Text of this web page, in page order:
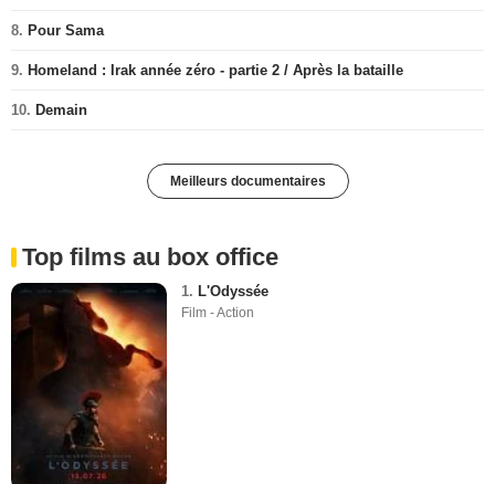
8. Pour Sama
9. Homeland : Irak année zéro - partie 2 / Après la bataille
10. Demain
Meilleurs documentaires
Top films au box office
1. L'Odyssée
Film - Action